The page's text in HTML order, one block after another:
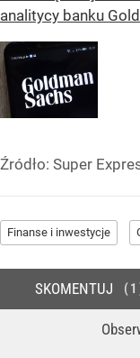
analitycy banku
Źródło: Super
Finanse i inwestycje
SKOMENTUJ 1